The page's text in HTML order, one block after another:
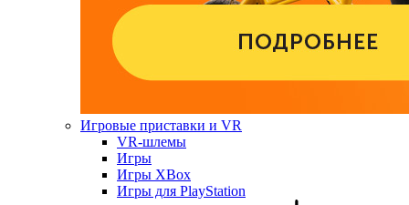
Игровые приставки и VR
VR-шлемы
Игры
Игры XBox
Игры для PlayStation